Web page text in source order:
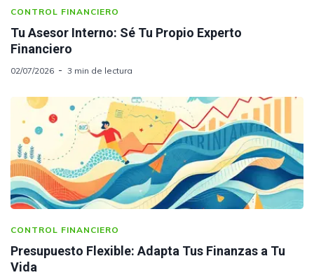
CONTROL FINANCIERO
Tu Asesor Interno: Sé Tu Propio Experto
Financiero
02/07/2026 3 min de lectura
CONTROL FINANCIERO
Presupuesto Flexible: Adapta Tus Finanzas a Tu
Vida